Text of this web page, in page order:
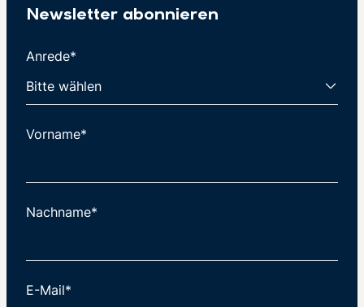
Newsletter abonnieren
Anrede*
Vorname*
Nachname*
E-Mail*